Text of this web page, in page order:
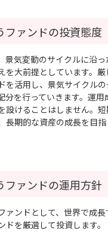
ファンドの投資態度
景気変動のサイクルに沿
を大前提としています。
を活用し、景気サイクル
分を行っていきます。運
設けることはしません。
長期的な資産の成長を目
ファンドの運用方針
ァンドとして、世界で成
ドを厳選して投資します。